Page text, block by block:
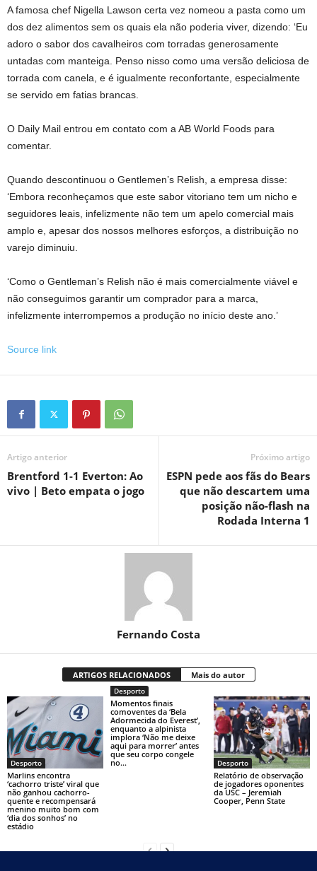
A famosa chef Nigella Lawson certa vez nomeou a pasta como um
dos dez alimentos sem os quais ela não poderia viver, dizendo: ‘Eu
adoro o sabor dos cavalheiros com torradas generosamente
untadas com manteiga. Penso nisso como uma versão deliciosa de
torrada com canela, e é igualmente reconfortante, especialmente
se servido em fatias brancas.
O Daily Mail entrou em contato com a AB World Foods para
comentar.
Quando descontinuou o Gentlemen’s Relish, a empresa disse:
‘Embora reconheçamos que este sabor vitoriano tem um nicho e
seguidores leais, infelizmente não tem um apelo comercial mais
amplo e, apesar dos nossos melhores esforços, a distribuição no
varejo diminuiu.
‘Como o Gentleman’s Relish não é mais comercialmente viável e
não conseguimos garantir um comprador para a marca,
infelizmente interrompemos a produção no início deste ano.’
Source link
Artigo anterior
Brentford 1-1 Everton: Ao
vivo | Beto empata o jogo
Próximo artigo
ESPN pede aos fãs do Bears
que não descartem uma
posição não-flash na
Rodada Interna 1
Fernando Costa
ARTIGOS RELACIONADOS Mais do autor
Desporto
Marlins encontra
‘cachorro triste’ viral que
não ganhou cachorro-
quente e recompensará
menino muito bom com
‘dia dos sonhos’ no
estádio
Desporto
Momentos finais
comoventes da ‘Bela
Adormecida do Everest’,
enquanto a alpinista
implora ‘Não me deixe
aqui para morrer’ antes
que seu corpo congele
no...
Desporto
Relatório de observação
de jogadores oponentes
da USC – Jeremiah
Cooper, Penn State